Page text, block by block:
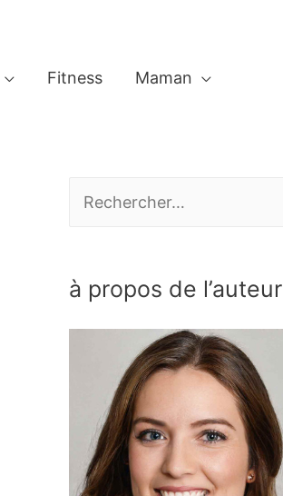
Fitness Maman
h
à propos de l’auteur